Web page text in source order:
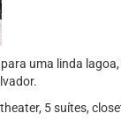
uma linda
5 suítes,